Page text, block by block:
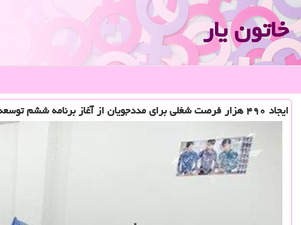
خاتون یار
ایجاد ۴۹۰ هزار فرصت شغلی برای مددجویان از آغاز برنامه ششم توسعه